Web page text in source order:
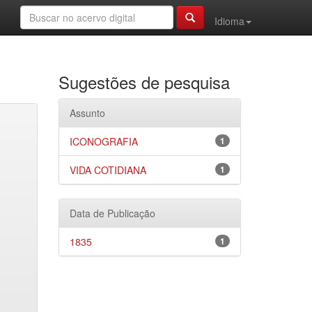
Idioma
Sugestões de pesquisa
Assunto
1
ICONOGRAFIA
1
VIDA COTIDIANA
Data de Publicação
1
1835